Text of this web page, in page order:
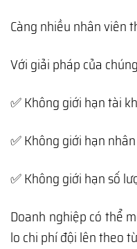
Càng nhiều nhân viên
Với giải pháp của
✅ Không giới hạn tài
✅ Không giới hạn
✅ Không giới hạn số
Doanh nghiệp có thể
lo chi phí đội lên theo